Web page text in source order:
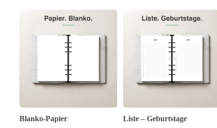
Blanko-Papier
Liste – Geburtstage